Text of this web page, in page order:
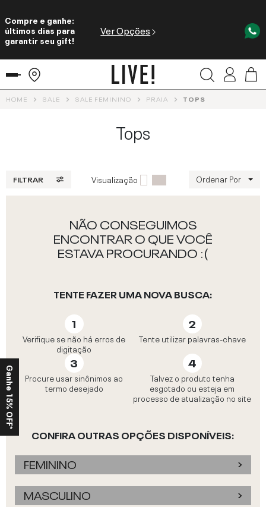
Compre e ganhe:
últimos dias para
garantir seu gift!
Ver Opções
HOME SALE SALE FEMININO PRAIA TOPS
Tops
FILTRAR Visualização Ordenar Por
NÃO CONSEGUIMOS
ENCONTRAR O QUE VOCÊ
ESTAVA PROCURANDO :(
TENTE FAZER UMA NOVA BUSCA:
Verifique se não há erros de
digitação
Tente utilizar palavras-chave
Procure usar sinônimos ao
termo desejado
Talvez o produto tenha
esgotado ou esteja em
processo de atualização no site
CONFIRA OUTRAS OPÇÕES DISPONÍVEIS:
FEMININO
MASCULINO
Ganhe 15% OFF*